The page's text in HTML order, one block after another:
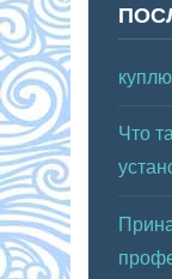
Что